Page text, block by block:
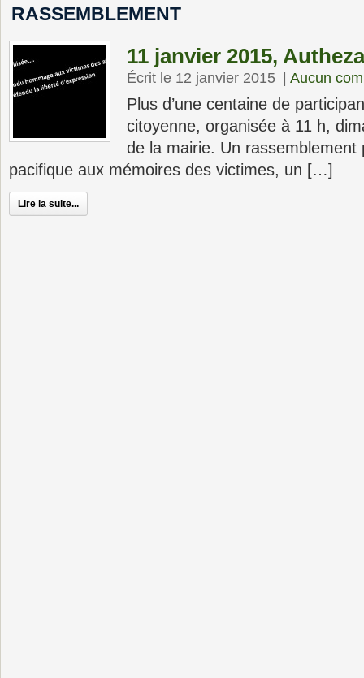
RASSEMBLEMENT
11 janvier 2015,
Écrit le 12 janvier 2015 Aucun
Plus d’une centaine de
citoyenne, organisée à 11 h,
de la mairie. Un rassemblement
pacifique aux mémoires des victimes, un […]
Lire la suite...